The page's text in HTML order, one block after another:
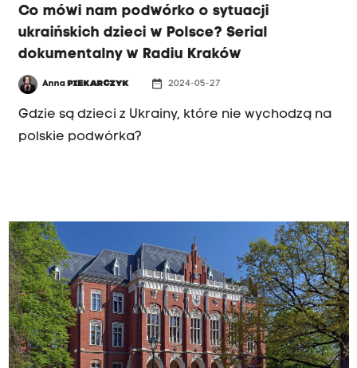
Co mówi nam podwórko o sytuacji
ukraińskich dzieci w Polsce? Serial
dokumentalny w Radiu Kraków
Anna PIEKARCZYK date_range 2024-05-27
Gdzie są dzieci z Ukrainy, które nie wychodzą na
polskie podwórka?